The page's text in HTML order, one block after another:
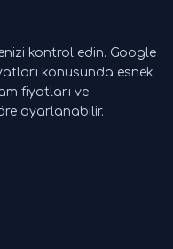
kontrol edin. Google
konusunda esnek
fiyatları ve
ayarlanabilir.